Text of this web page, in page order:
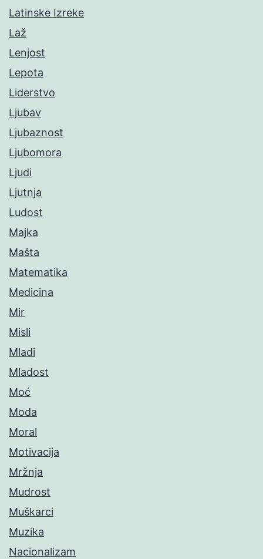
Latinske Izreke
Laž
Lenjost
Lepota
Liderstvo
Ljubav
Ljubaznost
Ljubomora
Ljudi
Ljutnja
Ludost
Majka
Mašta
Matematika
Medicina
Mir
Misli
Mladi
Mladost
Moć
Moda
Moral
Motivacija
Mržnja
Mudrost
Muškarci
Muzika
Nacionalizam